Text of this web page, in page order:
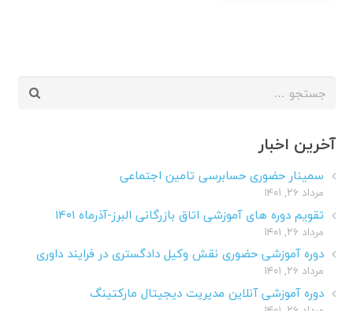
جستجو
آخرین اخبار
سمینار حضوری حسابرسی تامین اجتماعی
مرداد ۲۶, ۱۴۰۱
تقویم دوره های آموزشی اتاق بازرگانی البرز-آذرماه ۱۴۰۱
مرداد ۲۶, ۱۴۰۱
دوره آموزشی حضوری نقش وکیل دادگستری در فرایند داوری
مرداد ۲۶, ۱۴۰۱
دوره آموزشی آنلاین مدیریت دیجیتال مارکتینگ